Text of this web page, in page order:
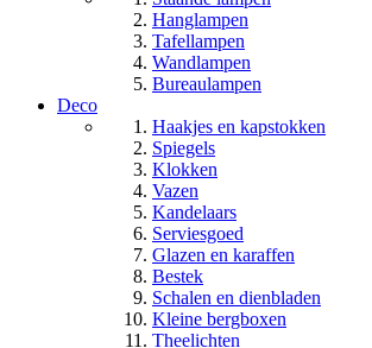
Hanglampen
Tafellampen
Wandlampen
Bureaulampen
Deco
Haakjes en kapstokken
Spiegels
Klokken
Vazen
Kandelaars
Serviesgoed
Glazen en karaffen
Bestek
Schalen en dienbladen
Kleine bergboxen
Theelichten